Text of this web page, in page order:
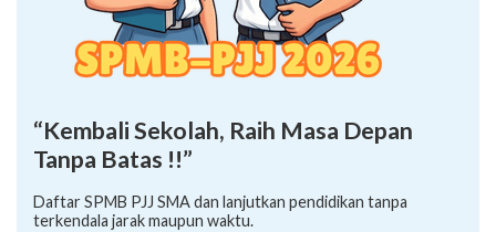
“Kembali Sekolah, Raih Masa Depan
Tanpa Batas !!”
Daftar SPMB PJJ SMA dan lanjutkan pendidikan tanpa
terkendala jarak maupun waktu.